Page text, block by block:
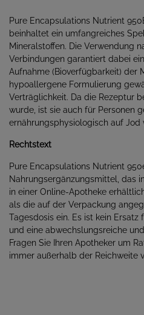
Pure Encapsulations Nutrient
beinhaltet ein umfangreiches
Mineralstoffen. Die Verwendung
Verbindungen garantiert dabei
Aufnahme (Bioverfügbarkeit) der
hypoallergene Formulierung
Verträglichkeit. Da die Rezeptur
wurde, ist sie auch für Personen
ernährungsphysiologisch auf Jod
Rechtstext
Pure Encapsulations Nutrient
Nahrungsergänzungsmittel, das
in einer Online-Apotheke
als die auf der Verpackung
Tagesdosis ein. Es ist kein
und eine abwechslungsreiche
Fragen Sie Ihren Apotheker um
immer außerhalb der Reichweite